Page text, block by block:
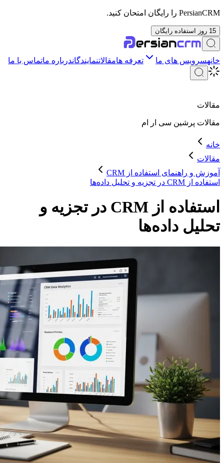
PersianCRM را رایگان امتحان کنید.
15 روز استفاده رایگان
خانهسرویس های ما تعرفه هامقالاتنمایندگاندرباره ماتماس با ما
مقالات
مقالات پرشین سی ار ام
خانه
مقالات
آموزش و راهنمای استفاده از CRM
استفاده از CRM در تجزیه و تحلیل داده‌ها
استفاده از CRM در تجزیه و
تحلیل داده‌ها